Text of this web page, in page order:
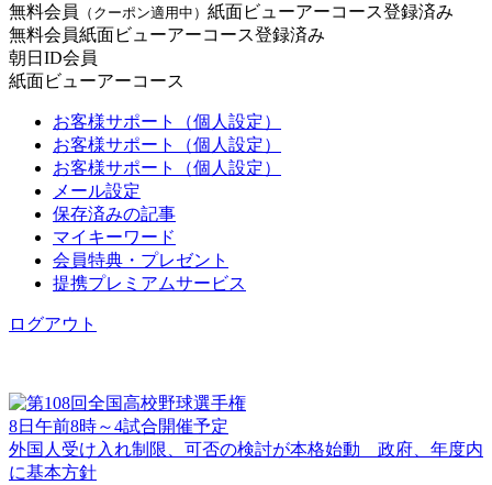
無料会員
（クーポン適用中） 紙面ビューアーコース登録済み
無料会員紙面ビューアーコース登録済み
朝日ID会員
紙面ビューアーコース
お客様サポート（個人設定）
お客様サポート（個人設定）
お客様サポート（個人設定）
メール設定
保存済みの記事
マイキーワード
会員特典・プレゼント
提携プレミアムサービス
ログアウト
8日午前8時～4試合開催予定
外国人受け入れ制限、可否の検討が本格始動 政府、年度内
に基本方針